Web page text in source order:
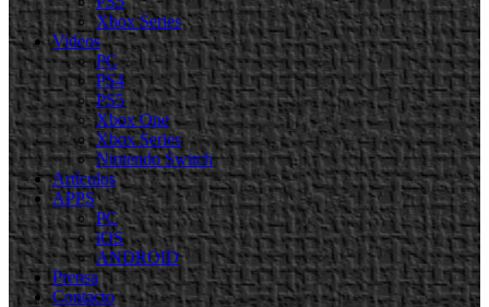
Xbox Series
Videos
PC
PS4
PS5
Xbox One
Xbox Series
Nintendo Switch
Artículos
APPS
PC
iOS
ANDROID
Prensa
Contacto